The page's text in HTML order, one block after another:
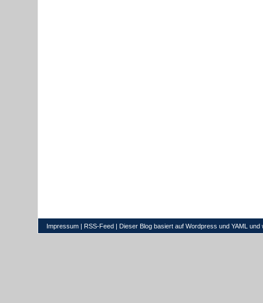
Impressum | RSS-Feed | Dieser Blog basiert auf Wordpress und YAML und